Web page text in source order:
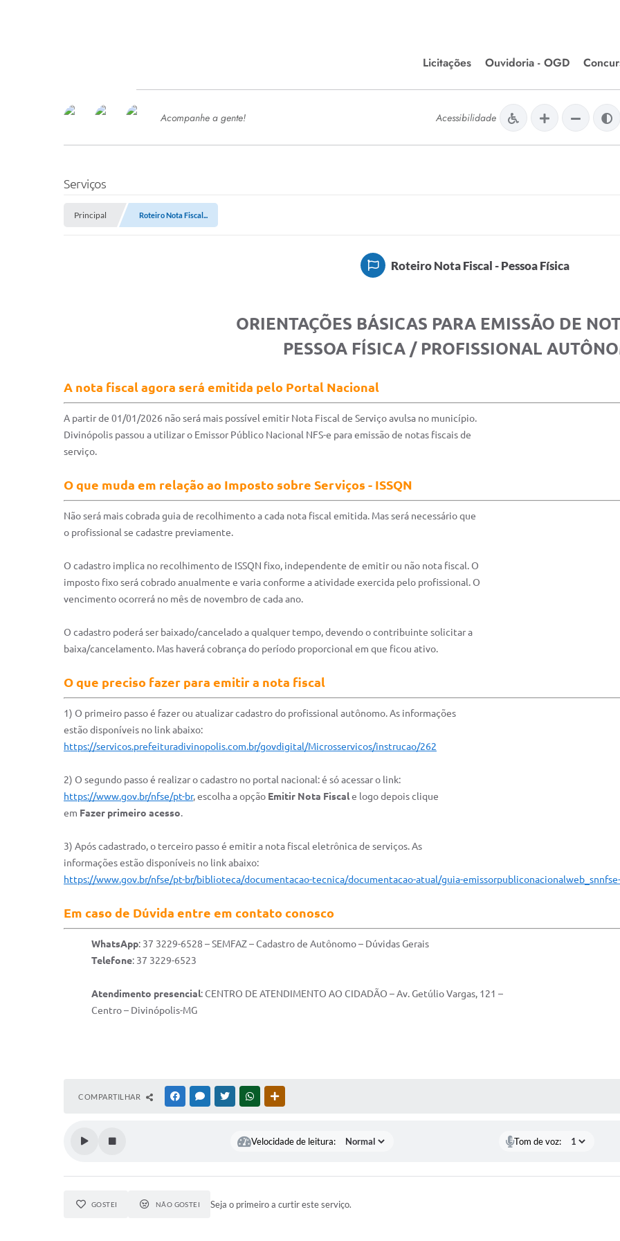
Licitações
Editais de Licitações
Chamamentos Públicos
Ouvidoria - OGD
SERVIÇOS
SEMED
Processo de Contratação -
Meio Ambiente
Normas Jurídicas
Acompanhe a gente! Acessibilidade
Serviços
Principal Roteiro Nota Fiscal...
Roteiro Nota Fiscal - Pessoa Física
ORIENTAÇÕES BÁSICAS PARA EMISSÃO DE
PESSOA FÍSICA / PROFISSIONAL
A nota fiscal agora será emitida pelo Portal Nacional
A partir de 01/01/2026 não será mais possível emitir Nota Fiscal de Serviço avulsa no município.
Divinópolis passou a utilizar o Emissor Público Nacional NFS-e para emissão de notas fiscais de
serviço.
O que muda em relação ao Imposto sobre Serviços - ISSQN
Não será mais cobrada guia de recolhimento a cada nota fiscal emitida. Mas será necessário que
o profissional se cadastre previamente.
O cadastro implica no recolhimento de ISSQN fixo, independente de emitir ou não nota fiscal. O
imposto fixo será cobrado anualmente e varia conforme a atividade exercida pelo profissional. O
vencimento ocorrerá no mês de novembro de cada ano.
O cadastro poderá ser baixado/cancelado a qualquer tempo, devendo o contribuinte solicitar a
baixa/cancelamento. Mas haverá cobrança do período proporcional em que ficou ativo.
O que preciso fazer para emitir a nota fiscal
1) O primeiro passo é fazer ou atualizar cadastro do profissional autônomo. As informações
estão disponíveis no link abaixo:
https://servicos.prefeituradivinopolis.com.br/govdigital/Microsservicos/instrucao/262
2) O segundo passo é realizar o cadastro no portal nacional: é só acessar o link:
https://www.gov.br/nfse/pt-br, escolha a opção Emitir Nota Fiscale logo depois clique
em Fazer primeiro acesso.
3) Após cadastrado, o terceiro passo é emitir a nota fiscal eletrônica de serviços. As
informações estão disponíveis no link abaixo:
https://www.gov.br/nfse/pt-br/biblioteca/documentacao-tecnica/documentacao-atual/guia-
Em caso de Dúvida entre em contato conosco
WhatsApp: 37 3229-6528 – SEMFAZ – Cadastro de Autônomo – Dúvidas Gerais
Telefone: 37 3229-6523
Atendimento presencial: CENTRO DE ATENDIMENTO AO CIDADÃO – Av. Getúlio Vargas, 121 –
Centro – Divinópolis-MG
COMPARTILHAR FACEBOOKMESSENGER
TWITTERWHATSAPP
Velocidade de leitura: Tom de voz:
GOSTEI NÃO GOSTEI Seja o primeiro a curtir este serviço.